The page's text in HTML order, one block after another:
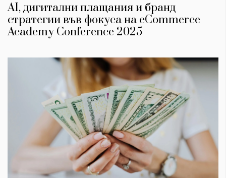
AI, дигитални плащания и бранд
стратегии във фокуса на eCommerce
Academy Conference 2025